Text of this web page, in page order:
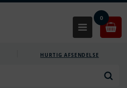
0
HURTIG AFSENDELSE